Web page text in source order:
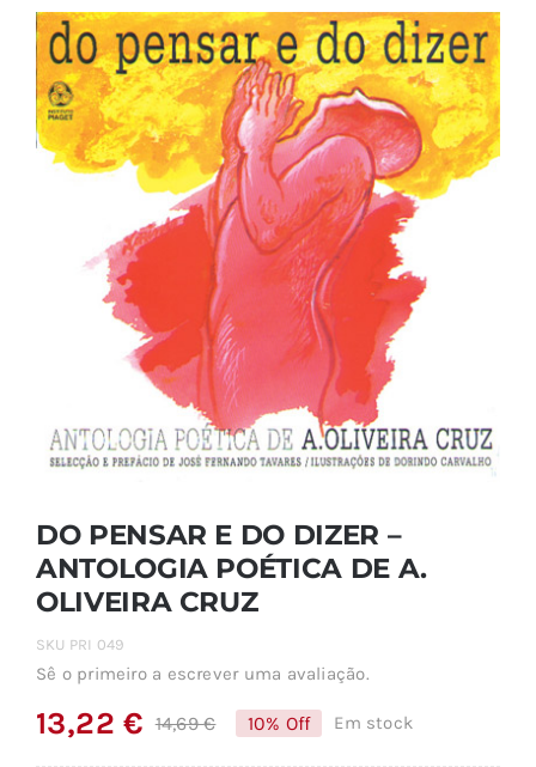
DO PENSAR E DO DIZER –
ANTOLOGIA POÉTICA DE A.
OLIVEIRA CRUZ
SKU PRI 049
Sê o primeiro a escrever uma avaliação.
14,69€O
13,22€
O
10% Off Em stock